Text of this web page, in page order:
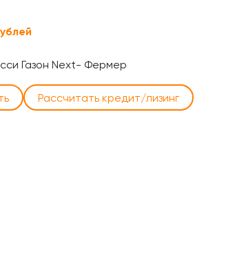
Газон Next- Фермер
Рассчитать кредит/лизинг